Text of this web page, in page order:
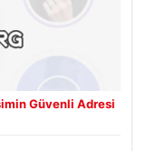
Güvenli Adresi